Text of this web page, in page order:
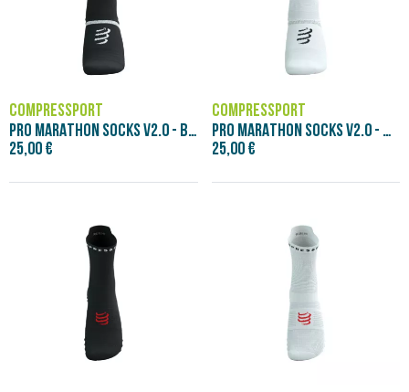
COMPRESSPORT
PRO MARATHON SOCKS V2.0 - BLACK/WHITE
25,00 €
COMPRESSPORT
PRO MARATHON SOCKS V2.0 - WHITE/BLACK
25,00 €